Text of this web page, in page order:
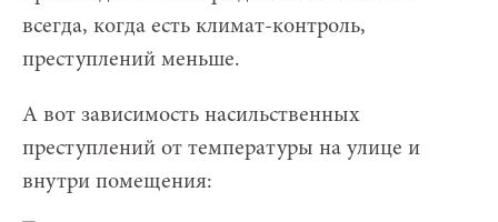
всегда, когда есть климат-контроль,
преступлений меньше.
А вот зависимость насильственных
преступлений от температуры на улице и
внутри помещения: